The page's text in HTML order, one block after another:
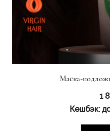
Маска-
1
Кешбэк: